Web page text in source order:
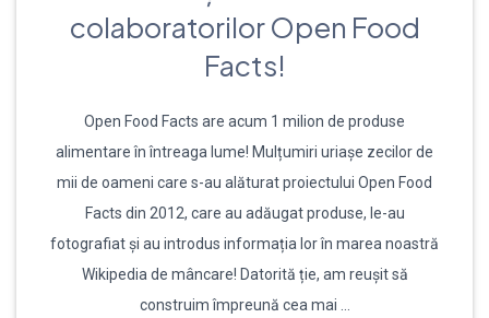
colaboratorilor Open Food
Facts!
Open Food Facts are acum 1 milion de produse
alimentare în întreaga lume! Mulțumiri uriașe zecilor de
mii de oameni care s-au alăturat proiectului Open Food
Facts din 2012, care au adăugat produse, le-au
fotografiat și au introdus informația lor în marea noastră
Wikipedia de mâncare! Datorită ție, am reușit să
construim împreună cea mai …